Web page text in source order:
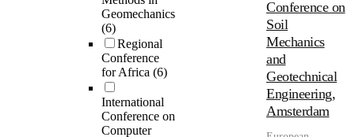
Geomechanics
(6)
Regional
Conference
for Africa (6)
International
Conference on
Computer
Conference on
Soil
Mechanics
and
Geotechnical
Engineering,
Amsterdam